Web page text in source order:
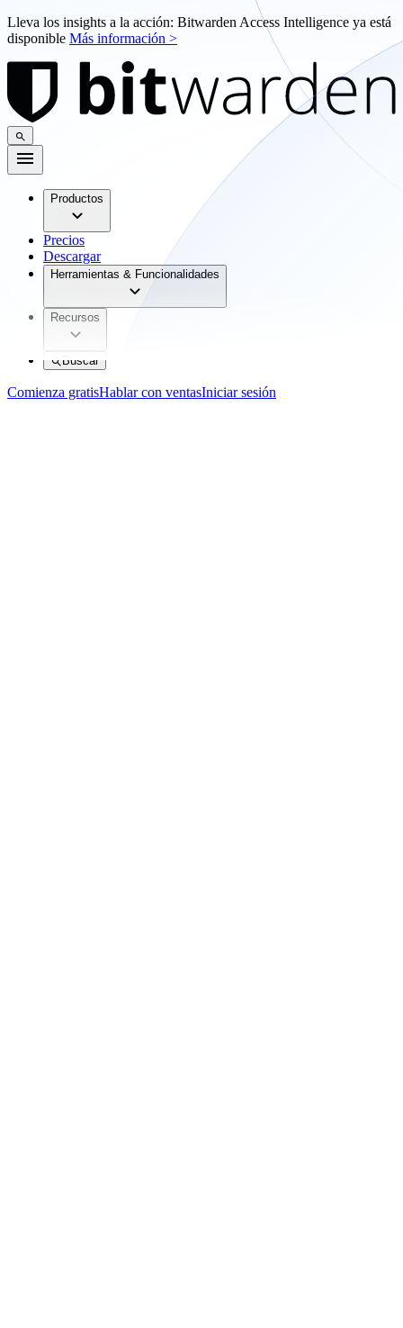
Lleva los insights a la acción: Bitwarden Access Intelligence ya está
disponible Más información >
Productos
Precios
Descargar
Herramientas & Funcionalidades
Recursos
Buscar
Comienza gratisHablar con ventasIniciar sesión